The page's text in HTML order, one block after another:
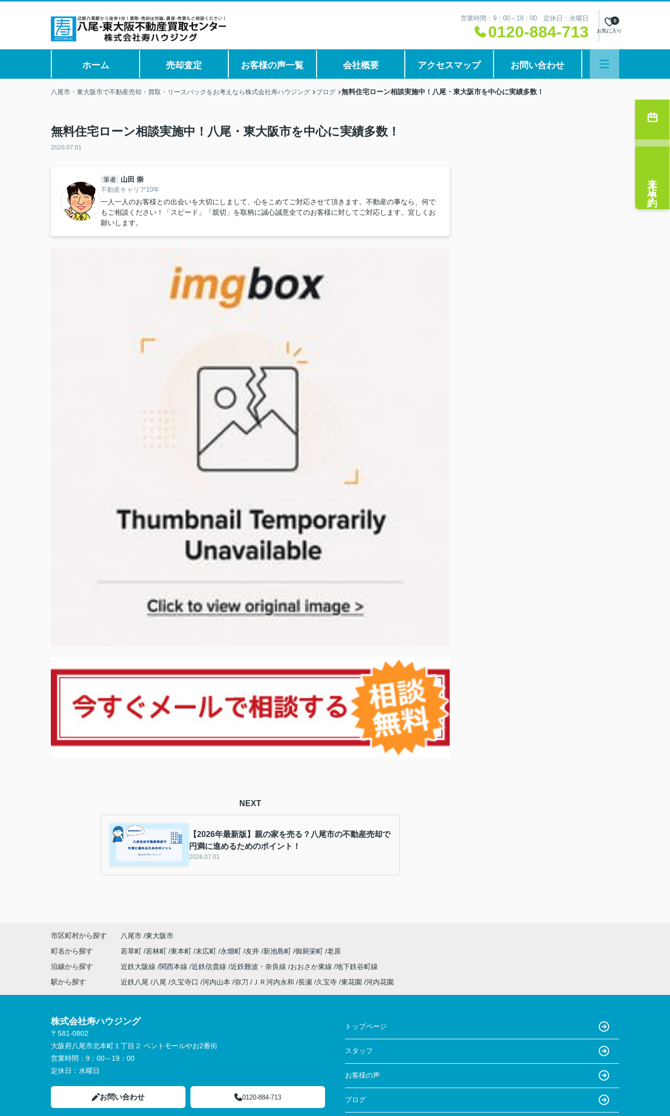
営業時間：9：00～19：00 定休日：水曜日
0120-884-713 お気に入り
0
ホーム 売却査定 お客様の声一覧 会社概要 アクセスマップ お問い合わせ
八尾市・東大阪市で不動産売却・買取・リースバックをお考えなら株式会社寿ハウジング ブログ 無料住宅ローン相談実施中！八尾・東大阪市を中心に実績多数！
無料住宅ローン相談実施中！八尾・東大阪市を中心に実績多数！
2026.07.01
筆者 山田 崇
不動産キャリア10年
一人一人のお客様との出会いを大切にしまして、心をこめてご対応させて頂きます。不動産の事なら、何で
もご相談ください！「スピード」「親切」を取柄に誠心誠意全てのお客様に対してご対応します。宜しくお
願いします。
NEXT
【2026年最新版】親の家を売る？八尾市の不動産売却で
円満に進めるためのポイント！
2026.07.01
来店予約
市区町村から探す 八尾市 東大阪市
町名から探す
若草町 若林町 東本町 末広町 永畑町 友井 新池島町 御厨栄町 老原
沿線から探す
近鉄大阪線 関西本線 近鉄信貴線 近鉄難波・奈良線 おおさか東線 地下鉄谷町線
駅から探す
近鉄八尾 八尾 久宝寺口 河内山本 弥刀 ＪＲ河内永和 長瀬 久宝寺 東花園 河内花園
株式会社寿ハウジング
〒581-0802
大阪府八尾市北本町１丁目２ ペントモールやお2番街
営業時間： 9：00～19：00
定休日： 水曜日
お問い合わせ 0120-884-713
トップページ
スタッフ
お客様の声
ブログ